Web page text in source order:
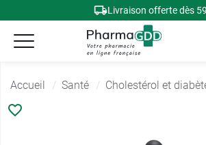
Livraison offerte dès
Accueil Santé Cholestérol et